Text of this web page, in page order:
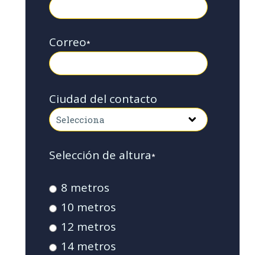
Correo*
Ciudad del contacto
Selección de altura*
8 metros
10 metros
12 metros
14 metros